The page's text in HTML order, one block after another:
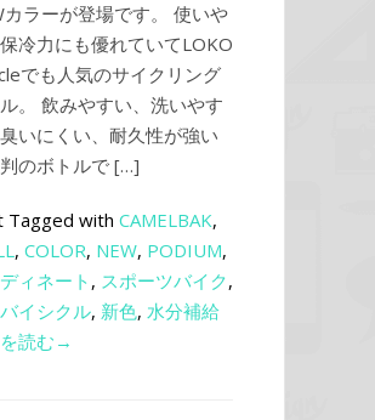
カラーが登場です。 使いや
冷力にも優れていてLOKO
でも人気のサイクリング
。 飲みやすい、洗いやす
いにくい、耐久性が強い
のボトルで […]
Tagged with CAMELBAK,
, COLOR, NEW, PODIUM,
ィネート, スポーツバイク,
イシクル, 新色, 水分補給
読む→